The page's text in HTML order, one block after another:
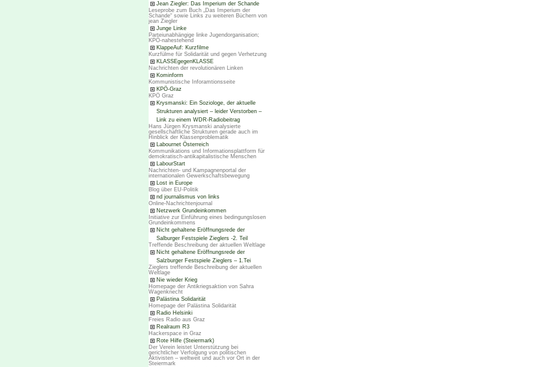
Jean Ziegler: Das Imperium der Schande
Leseprobe zum Buch „Das Imperium der
Schande“ sowie Links zu weiteren Büchern von
jean Ziegler
Junge Linke
Parteiunabhängige linke Jugendorganisation;
KPÖ-nahestehend
KlappeAuf: Kurzfilme
Kurzfülme für Solidarität und gegen Verhetzung
KLASSEgegenKLASSE
Nachrichten der revolutionären Linken
Kominform
Kommunistische Inforamtionsseite
KPÖ-Graz
KPÖ Graz
Krysmanski: Ein Soziologe, der aktuelle
Strukturen analysiert – leider Verstorben –
Link zu einem WDR-Radiobeitrag
Hans Jürgen Krysmanski analysierte
gesellschaftliche Strukturen gerade auch im
Hinblick der Klassenproblematik
Labournet Österreich
Kommunikations und Informationsplattform für
demokratisch-antikapitalistische Menschen
LabourStart
Nachrichten- und Kampagnenportal der
internationalen Gewerkschaftsbewegung
Lost in Europe
Blog über EU-Politik
nd journalismus von links
Online-Nachrichtenjournal
Netzwerk Grundeinkommen
Initiative zur Einführung eines bedingungslosen
Grundeinkommens
Nicht gehaltene Eröffnungsrede der
Salburger Festspiele Zieglers -2. Teil
Treffende Beschreibung der aktuellen Weltlage
Nicht gehaltene Eröffnungsrede der
Salzburger Festspiele Zieglers – 1.Tei
Zieglers treffende Beschreibung der aktuellen
Weltlage
Nie wieder Krieg
Homepage der Antikriegsaktion von Sahra
Wagenknecht
Palästina Solidarität
Homepage der Palästina Solidarität
Radio Helsinki
Freies Radio aus Graz
Realraum R3
Hackerspace in Graz
Rote Hilfe (Steiermark)
Der Verein leistet Unterstützung bei
gerichtlicher Verfolgung von politischen
Aktivisten – weltweit und auch vor Ort in der
Steiermark